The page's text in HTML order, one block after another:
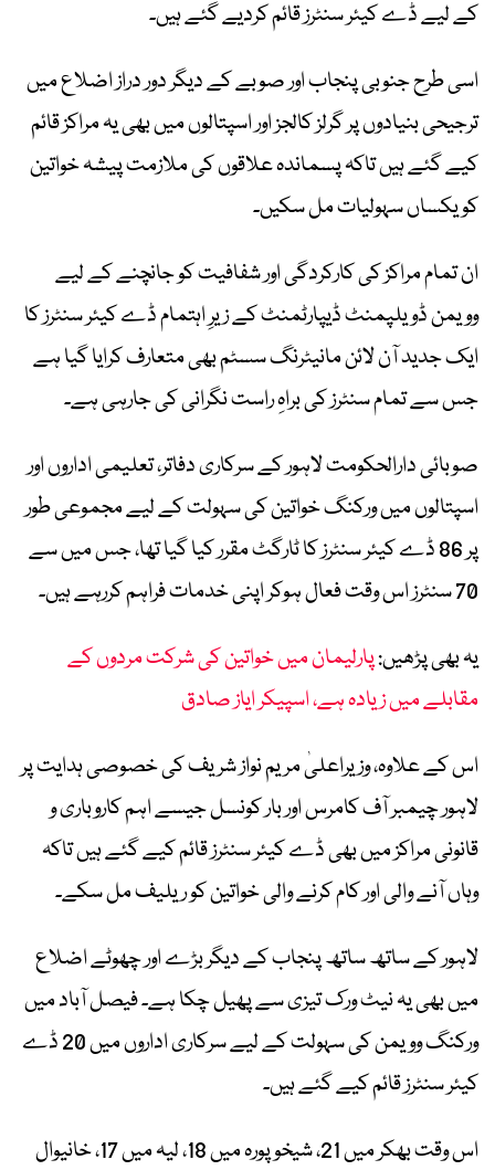
کے لیے ڈے کیئر سنٹرز قائم کردیے گئے ہیں۔
اسی طرح جنوبی پنجاب اور صوبے کے دیگر دور دراز اضلاع میں
ترجیحی بنیادوں پر گرلز کالجز اور اسپتالوں میں بھی یہ مراکز قائم
کیے گئے ہیں تاکہ پسماندہ علاقوں کی ملازمت پیشہ خواتین
کو یکساں سہولیات مل سکیں۔
ان تمام مراکز کی کارکردگی اور شفافیت کو جانچنے کے لیے
وویمن ڈویلپمنٹ ڈیپارٹمنٹ کے زیرِ اہتمام ڈے کیئر سنٹرز کا
ایک جدید آن لائن مانیٹرنگ سسٹم بھی متعارف کرایا گیا ہے
جس سے تمام سنٹرز کی براہِ راست نگرانی کی جارہی ہے۔
صوبائی دارالحکومت لاہور کے سرکاری دفاتر، تعلیمی اداروں اور
اسپتالوں میں ورکنگ خواتین کی سہولت کے لیے مجموعی طور
پر 86 ڈے کیئر سنٹرز کا ٹارگٹ مقرر کیا گیا تھا، جس میں سے
70 سنٹرز اس وقت فعال ہوکر اپنی خدمات فراہم کررہے ہیں۔
یہ بھی پڑھیں:پارلیمان میں خواتین کی شرکت مردوں کے
مقابلے میں زیادہ ہے، اسپیکر ایاز صادق
اس کے علاوہ، وزیراعلیٰ مریم نواز شریف کی خصوصی ہدایت پر
لاہور چیمبر آف کامرس اور بار کونسل جیسے اہم کاروباری و
قانونی مراکز میں بھی ڈے کیئر سنٹرز قائم کیے گئے ہیں تاکہ
وہاں آنے والی اور کام کرنے والی خواتین کو ریلیف مل سکے۔
لاہور کے ساتھ ساتھ پنجاب کے دیگر بڑے اور چھوٹے اضلاع
میں بھی یہ نیٹ ورک تیزی سے پھیل چکا ہے۔ فیصل آباد میں
ورکنگ وویمن کی سہولت کے لیے سرکاری اداروں میں 20 ڈے
کیئر سنٹرز قائم کیے گئے ہیں۔
اس وقت بھکر میں 21، شیخوپورہ میں 18، لیہ میں 17، خانیوال